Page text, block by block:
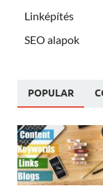
Linképítés
SEO alapok
POPULAR